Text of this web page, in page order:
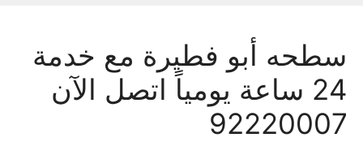
سطحه أبو فطيرة مع خدمة
24 ساعة يومياً اتصل الآن
92220007